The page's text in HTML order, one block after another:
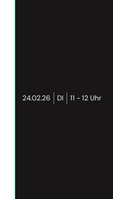
24.02.26 DI 11 - 12 Uhr